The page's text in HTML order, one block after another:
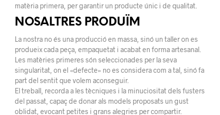
matèria primera, per garantir un producte únic i de qualitat.
NOSALTRES PRODUÏM
La nostra no és una producció en massa, sinó un taller on es
produeix cada peça, empaquetat i acabat en forma artesanal.
Les matèries primeres són seleccionades per la seva
singularitat, on el «defecte» no es considera com a tal, sinó fa
part del sentit que volem aconseguir.
El treball, recorda a les tècniques i la minuciositat dels fusters
del passat, capaç de donar als models proposats un gust
oblidat, evocant petites i grans alegries per compartir.